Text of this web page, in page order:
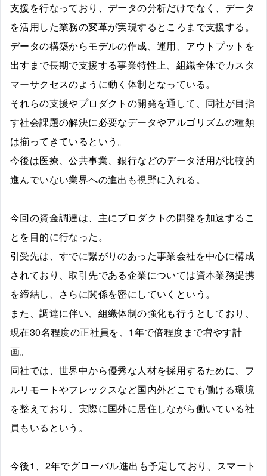
支援を行なっており、データの分析だけでなく、データ
を活用した業務の変革が実現するところまで支援する。
データの構築からモデルの作成、運用、アウトプットを
出すまで長期で支援する事業特性上、組織全体でカスタ
マーサクセスのように動く体制となっている。
それらの支援やプロダクトの開発を通して、同社が目指
す社会課題の解決に必要なデータやアルゴリズムの種類
は揃ってきているという。
今後は医療、公共事業、銀行などのデータ活用が比較的
進んでいない業界への進出も視野に入れる。
今回の資金調達は、主にプロダクトの開発を加速するこ
とを目的に行なった。
引受先は、すでに繋がりのあった事業会社を中心に構成
されており、取引先である企業については資本業務提携
を締結し、さらに関係を密にしていくという。
また、調達に伴い、組織体制の強化も行うとしており、
現在30名程度の正社員を、1年で倍程度まで増やす計
画。
同社では、世界中から優秀な人材を採用するために、フ
ルリモートやフレックスなど国内外どこでも働ける環境
を整えており、実際に国外に居住しながら働いている社
員もいるという。
今後1、2年でグローバル進出も予定しており、スマート